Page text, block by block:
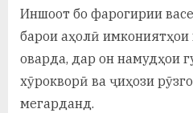
Иншоот бо фарогирии
барои аҳолӣ
оварда, дар он намудҳои
хӯрокворӣ ва ҷиҳози
мегарданд.